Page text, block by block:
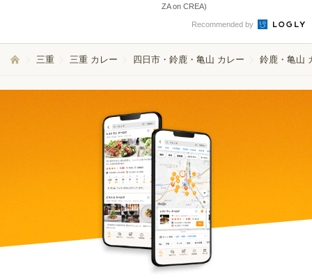
ZA on CREA)
Recommended by
三重 三重 カレー 四日市・鈴鹿・亀山 カレー 鈴鹿・亀山